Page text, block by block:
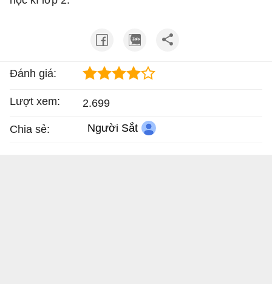
Đánh giá:
Lượt xem: 2.699
Chia sẻ: Người Sắt